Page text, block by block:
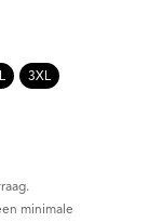
3XL
minimale